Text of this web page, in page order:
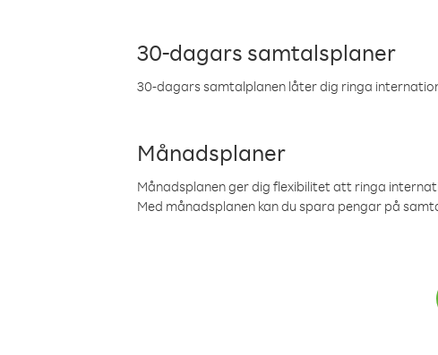
30-dagars samtalsplaner
30-dagars samtalplanen låter dig ringa
Månadsplaner
Månadsplanen ger dig flexibilitet att ringa
Med månadsplanen kan du spara pengar på